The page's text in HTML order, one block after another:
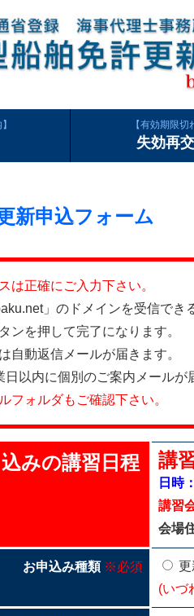
有効期限切
失効再
新申込フォーム
は正確にご入力下さい。
」のドメインを受信でき
ンを押して完了になります。
自動返信メールが届きます。
日以内に個別のご案内メール
フォルダもご確認下さい。
みの講習日程 講
日時
講習
会場
お申込み種類※必須 更
(いづ